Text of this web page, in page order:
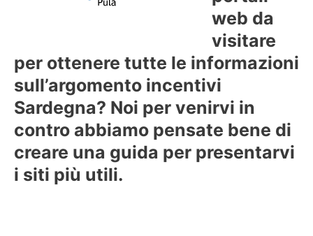
web da
visitare
per ottenere tutte le informazioni
sull’argomento incentivi
Sardegna? Noi per venirvi in
contro abbiamo pensate bene di
creare una guida per presentarvi
i siti più utili.